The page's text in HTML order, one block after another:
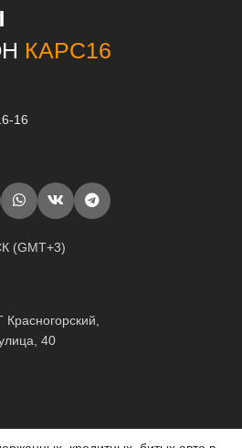
КАРС16
16
(GMT+3)
40